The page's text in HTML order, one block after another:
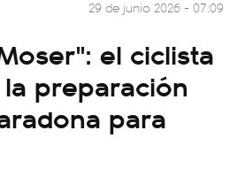
29 de junio 2026 - 07:09
el ciclista
preparación
para